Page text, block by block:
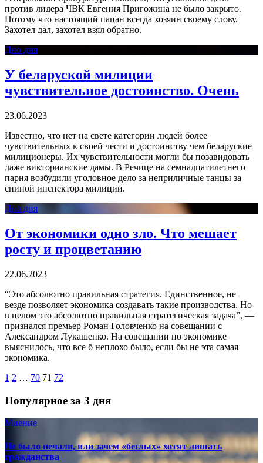
против лидера ЧВК Евгения Пригожина не было закрыто.
Потому что настоящий пацан всегда хозяин своему слову.
Захотел дал, захотел взял обратно.
Дно дня
У беларуской милиции
чувствительное достоинство. Очень
23.06.2023
Известно, что нет на свете категории людей более
чувствительных к своей чести и достоинству чем беларуские
милиционеры. Их чувствительности могли бы позавидовать
даже викторианские дамы. В Речице на семнадцатилетнего
парня возбудили уголовное дело за неприличные танцы за
спиной инспектора милиции.
Дно дня
От экономики одно зло. Что мешает
росту и процветанию
22.06.2023
“Это абсолютно правильная стратегия. Единственное, не
везде позволяет экономика создавать такие производства. Но
в целом это абсолютно правильная стратегическая задача”, —
признался премьер Роман Головченко на совещании с
Александром Лукашенко. На совещании по экономике
выяснилось, что все б неплохо было, если бы не эта самая
экономика.
1 2 … 70 71 72
Популярное за 3 дня
Мнение
Не было печали, или зачем «беглых» хотят лишать
гражданства